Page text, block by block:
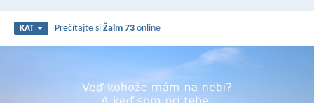
KAT Prečítajte siŽalm 73 online